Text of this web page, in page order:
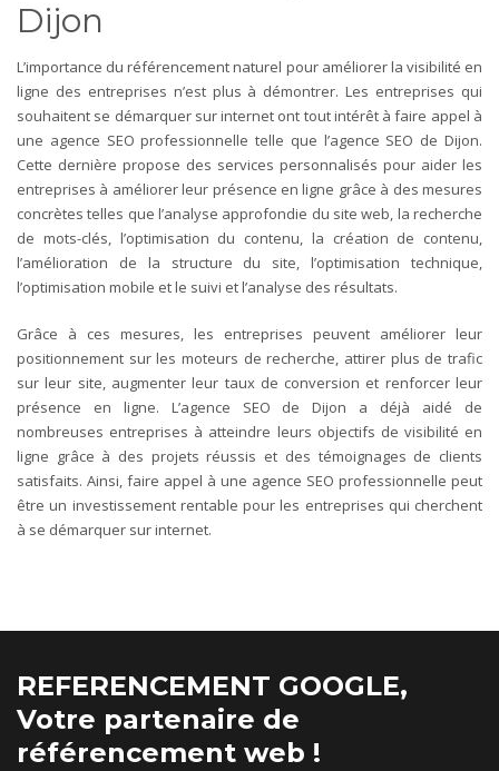
Dijon
L’importance du référencement naturel pour améliorer la visibilité en
ligne des entreprises n’est plus à démontrer. Les entreprises qui
souhaitent se démarquer sur internet ont tout intérêt à faire appel à
une agence SEO professionnelle telle que l’agence SEO de Dijon.
Cette dernière propose des services personnalisés pour aider les
entreprises à améliorer leur présence en ligne grâce à des mesures
concrètes telles que l’analyse approfondie du site web, la recherche
de mots-clés, l’optimisation du contenu, la création de contenu,
l’amélioration de la structure du site, l’optimisation technique,
l’optimisation mobile et le suivi et l’analyse des résultats.
Grâce à ces mesures, les entreprises peuvent améliorer leur
positionnement sur les moteurs de recherche, attirer plus de trafic
sur leur site, augmenter leur taux de conversion et renforcer leur
présence en ligne. L’agence SEO de Dijon a déjà aidé de
nombreuses entreprises à atteindre leurs objectifs de visibilité en
ligne grâce à des projets réussis et des témoignages de clients
satisfaits. Ainsi, faire appel à une agence SEO professionnelle peut
être un investissement rentable pour les entreprises qui cherchent
à se démarquer sur internet.
REFERENCEMENT GOOGLE,
Votre partenaire de
référencement web !